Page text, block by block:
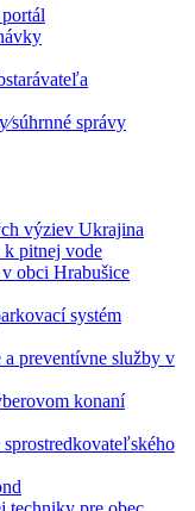
správy
výziev Ukrajina
k pitnej vode
obci Hrabušice
systém
a preventívne služby v
konaní
sprostredkovateľského